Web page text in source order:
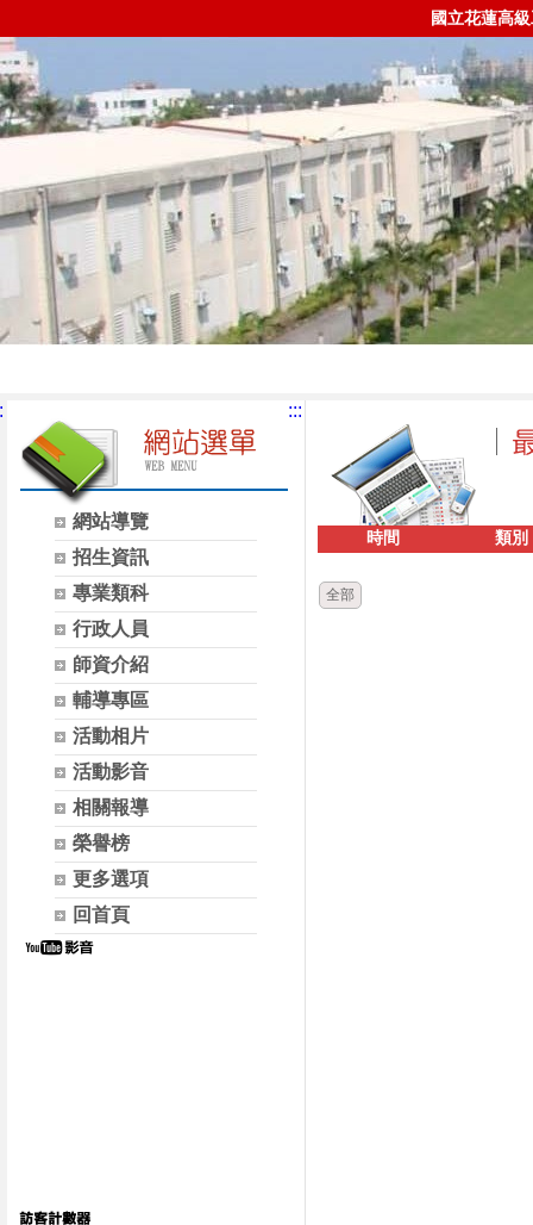
國立花蓮高
網站導覽
招生資訊
專業類科
行政人員
師資介紹
輔導專區
活動相片
活動影音
相關報導
榮譽榜
更多選項
回首頁
:::
時間 類別
全部